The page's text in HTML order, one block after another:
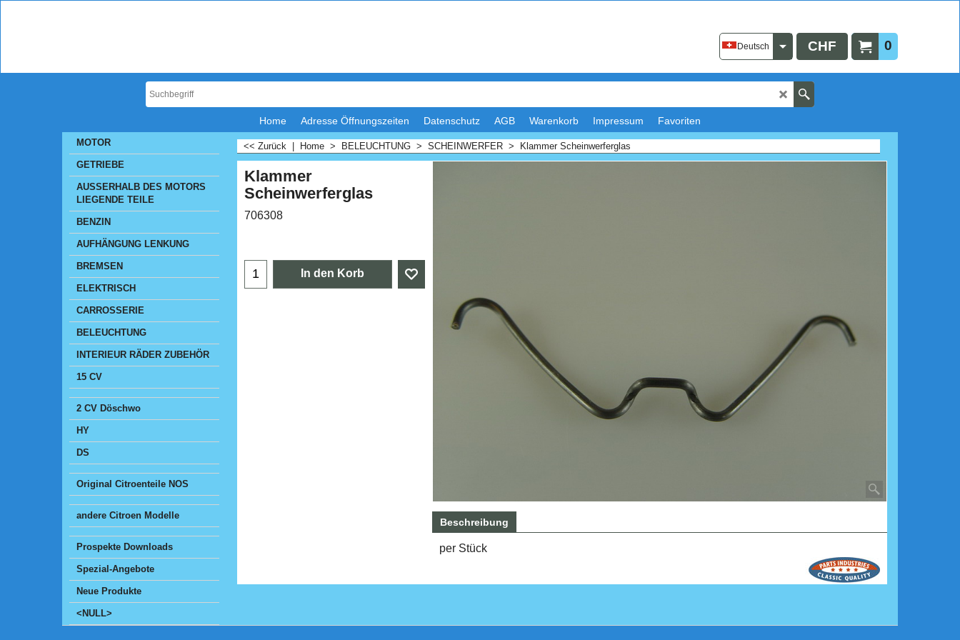
0
CHF
Deutsch
Home Adresse Öffnungszeiten Datenschutz AGB Warenkorb Impressum Favoriten
MOTOR
GETRIEBE
AUSSERHALB DES MOTORS
LIEGENDE TEILE
BENZIN
AUFHÄNGUNG LENKUNG
BREMSEN
ELEKTRISCH
CARROSSERIE
BELEUCHTUNG
INTERIEUR RÄDER ZUBEHÖR
15 CV
2 CV Döschwo
HY
DS
Original Citroenteile NOS
andere Citroen Modelle
Prospekte Downloads
Spezial-Angebote
Neue Produkte
<NULL>
<< Zurück Home > BELEUCHTUNG > SCHEINWERFER > Klammer Scheinwerferglas
Klammer
Scheinwerferglas
706308
Beschreibung
per Stück